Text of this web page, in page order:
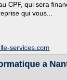
CPF, qui sera
qui vous...
services.com
a